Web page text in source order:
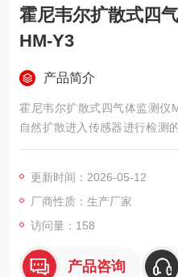
霍尼韦尔扩散式四
HM-Y3
产品简介
霍尼韦尔扩散式四气体监测仪
自然扩散进入传感器进行检测
氢、一氧化碳、氧气和可燃气
更新时间：2026-05-12
厂商性质：生产厂家
访问量：158
产品咨询